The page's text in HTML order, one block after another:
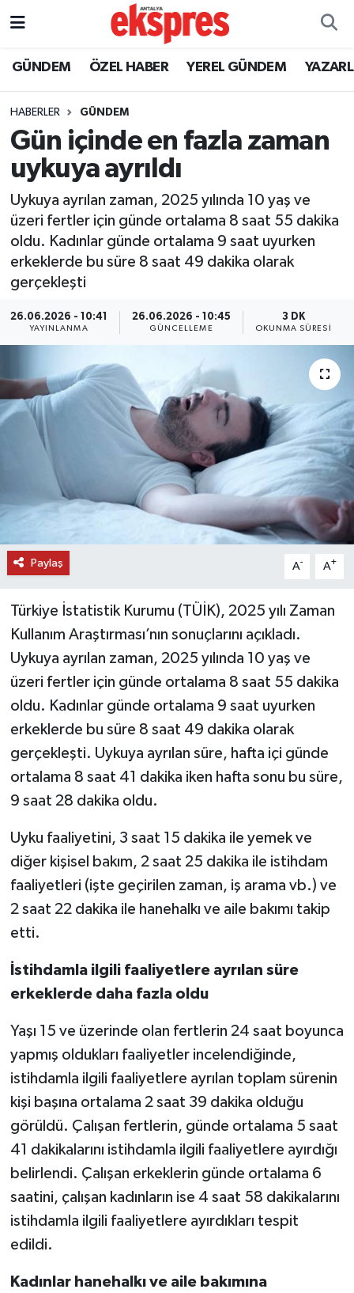
GÜNDEM ÖZEL HABER YEREL GÜNDEM
HABERLER GÜNDEM
Gün içinde en fazla zaman
uykuya ayrıldı
Uykuya ayrılan zaman, 2025 yılında 10 yaş ve
üzeri fertler için günde ortalama 8 saat 55 dakika
oldu. Kadınlar günde ortalama 9 saat uyurken
erkeklerde bu süre 8 saat 49 dakika olarak
gerçekleşti
26.06.2026 - 10:41
YAYINLANMA
26.06.2026 - 10:45
GÜNCELLEME
3 DK
OKUNMA SÜRESI
Paylaş A- A+
Türkiye İstatistik Kurumu (TÜİK), 2025 yılı Zaman
Kullanım Araştırması’nın sonuçlarını açıkladı.
Uykuya ayrılan zaman, 2025 yılında 10 yaş ve
üzeri fertler için günde ortalama 8 saat 55 dakika
oldu. Kadınlar günde ortalama 9 saat uyurken
erkeklerde bu süre 8 saat 49 dakika olarak
gerçekleşti. Uykuya ayrılan süre, hafta içi günde
ortalama 8 saat 41 dakika iken hafta sonu bu süre,
9 saat 28 dakika oldu.
Uyku faaliyetini, 3 saat 15 dakika ile yemek ve
diğer kişisel bakım, 2 saat 25 dakika ile istihdam
faaliyetleri (işte geçirilen zaman, iş arama vb.) ve
2 saat 22 dakika ile hanehalkı ve aile bakımı takip
etti.
İstihdamla ilgili faaliyetlere ayrılan süre
erkeklerde daha fazla oldu
Yaşı 15 ve üzerinde olan fertlerin 24 saat boyunca
yapmış oldukları faaliyetler incelendiğinde,
istihdamla ilgili faaliyetlere ayrılan toplam sürenin
kişi başına ortalama 2 saat 39 dakika olduğu
görüldü. Çalışan fertlerin, günde ortalama 5 saat
41 dakikalarını istihdamla ilgili faaliyetlere ayırdığı
belirlendi. Çalışan erkeklerin günde ortalama 6
saatini, çalışan kadınların ise 4 saat 58 dakikalarını
istihdamla ilgili faaliyetlere ayırdıkları tespit
edildi.
Kadınlar hanehalkı ve aile bakımına
ÖZEL HABER
YEREL GÜNDEM
EKONOMİ
KÜLTÜR - SANAT
SPOR
SAĞLIK
DÜNYA
EĞİTİM
RÖPORTAJ
VİDEO HABERLER
MAGAZİN
Nöbetçi Eczaneler
Trafik Durumu
Süper Lig Puan Durumu ve Fikstür
Tüm Manşetler
Son Dakika Haberleri